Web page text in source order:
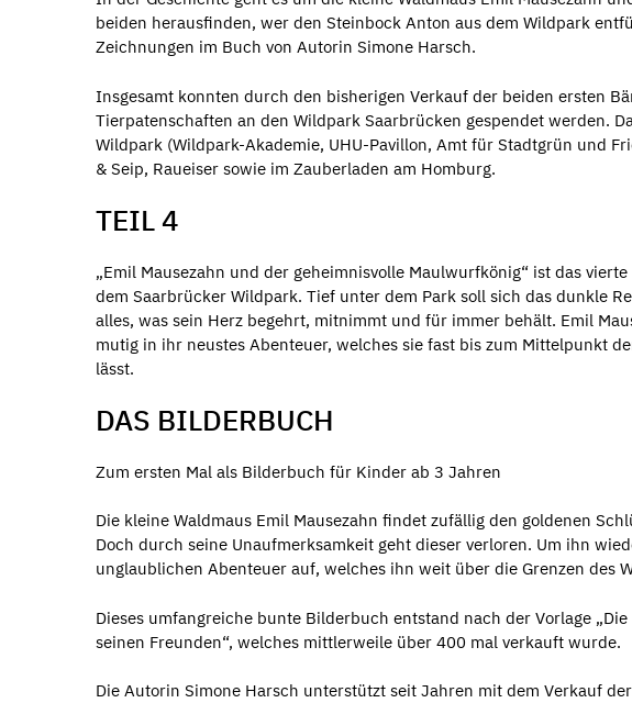
beiden herausfinden, wer den Steinbock Anton aus dem Wildpark
Zeichnungen im Buch von Autorin Simone Harsch.
Insgesamt konnten durch den bisherigen Verkauf der beiden ersten
Tierpatenschaften an den Wildpark Saarbrücken gespendet werden.
Wildpark (Wildpark-Akademie, UHU-Pavillon, Amt für Stadtgrün und
& Seip, Raueiser sowie im Zauberladen am Homburg.
TEIL 4
„Emil Mausezahn und der geheimnisvolle Maulwurfkönig“ ist das
dem Saarbrücker Wildpark. Tief unter dem Park soll sich das dunkle
alles, was sein Herz begehrt, mitnimmt und für immer behält. Emil
mutig in ihr neustes Abenteuer, welches sie fast bis zum Mittelpunkt
lässt.
DAS BILDERBUCH
Zum ersten Mal als Bilderbuch für Kinder ab 3 Jahren
Die kleine Waldmaus Emil Mausezahn findet zufällig den goldenen
Doch durch seine Unaufmerksamkeit geht dieser verloren. Um ihn
unglaublichen Abenteuer auf, welches ihn weit über die Grenzen des
Dieses umfangreiche bunte Bilderbuch entstand nach der Vorlage
seinen Freunden“, welches mittlerweile über 400 mal verkauft wurde.
Die Autorin Simone Harsch unterstützt seit Jahren mit dem Verkauf